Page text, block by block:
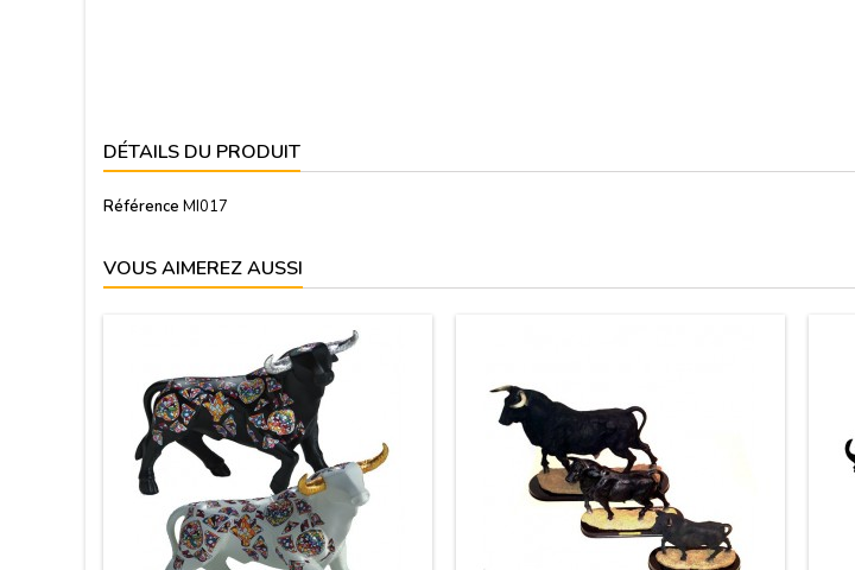
DÉTAILS DU PRODUIT
Référence MI017
VOUS AIMEREZ AUSSI